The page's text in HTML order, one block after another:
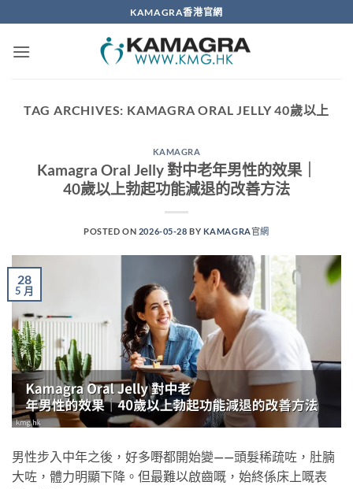
to
content
KAMAGRA香港官網
TAG ARCHIVES: KAMAGRA ORAL JELLY 40歲以上
KAMAGRA
Kamagra Oral Jelly 對中老年男性的效果｜
40歲以上勃起功能減退的改善方法
POSTED ON 2026-05-28 BY KAMAGRA官網
28
5 月
男性步入中年之後，好多嘢都開始變——頭髮稀疏咗，肚腩
大咗，體力明顯下降。但最難以啟齒嘅，始終係床上嘅表